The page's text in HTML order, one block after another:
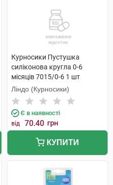
Курносики Пустушка
силіконова кругла 0-6
місяців 7015/0-6 1 шт
Ліндо (Курносики)
Є в наявності
від 70.40 грн
КУПИТИ